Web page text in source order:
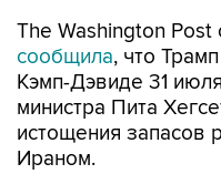
The Washington Post
сообщила, что
Кэмп-Дэвиде 31
министра Пита
истощения запасов
Ираном.